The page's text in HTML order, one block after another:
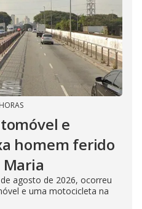
e
homem ferido
Maria
agosto de 2026, ocorreu
e uma motocicleta na